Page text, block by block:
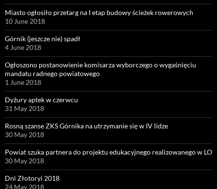
Miasto ogłosiło przetarg na I etap budowy ścieżek rowerowych
10 June 2018
Górnik (jeszcze nie) spadł
4 June 2018
Ogłoszono postanowienie komisarza wyborczego o wygaśnięciu
mandatu radnego powiatowego
1 June 2018
Dyżury aptek w czerwcu
31 May 2018
Rosną szanse ZKS Górnika na utrzymanie się w IV lidze
30 May 2018
Powiat szuka partnera do projektu edukacyjnego realizowanego w LO
30 May 2018
Dni Złotoryi 2018
24 May 2018